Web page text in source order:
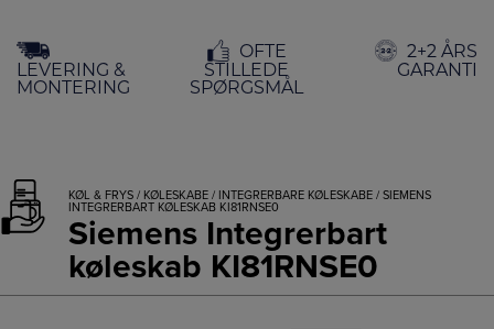
indholdet
LEVERING &
MONTERING
OFTE
STILLEDE
SPØRGSMÅL
2+2 ÅRS
GARANTI
KØL & FRYS / KØLESKABE / INTEGRERBARE KØLESKABE / SIEMENS
INTEGRERBART KØLESKAB KI81RNSE0
Siemens Integrerbart
køleskab KI81RNSE0